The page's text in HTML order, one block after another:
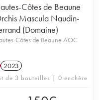
Côtes de Beaune
Mascula Naudin-
(Domaine)
Côtes de Beaune AOC
2023
de 3 bouteilles | 0 enchère